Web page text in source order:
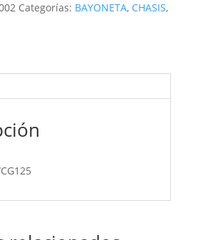
Categorías: BAYONETA, CHASIS,